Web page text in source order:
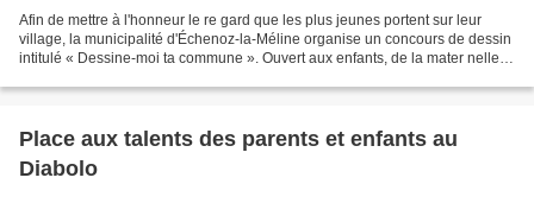
Afin de mettre à l'honneur le re gard que les plus jeunes portent sur leur
village, la municipalité d'Échenoz-la-Méline organise un concours de dessin
intitulé « Dessine-moi ta commune ». Ouvert aux enfants, de la mater nelle
Place aux talents des parents et enfants au
Diabolo